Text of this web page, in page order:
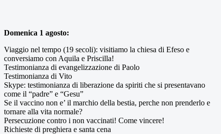
Domenica 1 agosto:
Viaggio nel tempo (19 secoli): visitiamo la chiesa di Efeso e
conversiamo con Aquila e Priscilla!
Testimonianza di evangelizzazione di Paolo
Testimonianza di Vito
Skype: testimonianza di liberazione da spiriti che si presentavano
come il “padre” e “Gesu”
Se il vaccino non e’ il marchio della bestia, perche non prenderlo e
tornare alla vita normale?
Persecuzione contro i non vaccinati! Come vincere!
Richieste di preghiera e santa cena